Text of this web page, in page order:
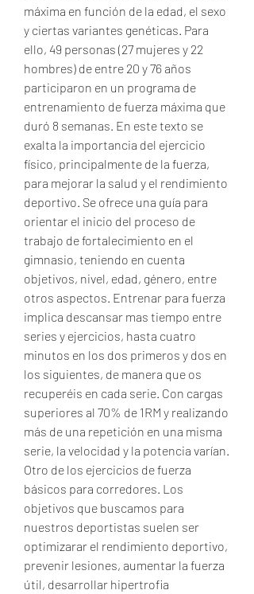
máxima en función de la edad, el sexo
y ciertas variantes genéticas. Para
ello, 49 personas (27 mujeres y 22
hombres) de entre 20 y 76 años
participaron en un programa de
entrenamiento de fuerza máxima que
duró 8 semanas. En este texto se
exalta la importancia del ejercicio
físico, principalmente de la fuerza,
para mejorar la salud y el rendimiento
deportivo. Se ofrece una guía para
orientar el inicio del proceso de
trabajo de fortalecimiento en el
gimnasio, teniendo en cuenta
objetivos, nivel, edad, género, entre
otros aspectos. Entrenar para fuerza
implica descansar mas tiempo entre
series y ejercicios, hasta cuatro
minutos en los dos primeros y dos en
los siguientes, de manera que os
recuperéis en cada serie. Con cargas
superiores al 70% de 1RM y realizando
más de una repetición en una misma
serie, la velocidad y la potencia varían.
Otro de los ejercicios de fuerza
básicos para corredores. Los
objetivos que buscamos para
nuestros deportistas suelen ser
optimizarar el rendimiento deportivo,
prevenir lesiones, aumentar la fuerza
útil, desarrollar hipertrofia